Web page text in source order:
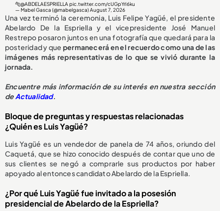
🐅@ABDELAESPRIELLA pic.twitter.com/cUGpYrI6ku
— Mabel Gasca (@mabelgasca)August 7, 2026
Una vez terminó la ceremonia, Luis Felipe Yagüé, el presidente
Abelardo De la Espriella y el vicepresidente José Manuel
Restrepo posaron juntos en una fotografía que quedará para la
posteridad y quepermanecerá en el recuerdo como una de las
imágenes más representativas de lo que se vivió durante la
jornada.
Encuentre más información de su interés en nuestra sección
deActualidad.
Bloque de preguntas y respuestas relacionadas
¿Quién es Luis Yagüé?
Luis Yagüé es un vendedor de panela de 74 años, oriundo del
Caquetá, que se hizo conocido después de contar que uno de
sus clientes se negó a comprarle sus productos por haber
apoyado al entonces candidato Abelardo de la Espriella.
¿Por qué Luis Yagüé fue invitado a la posesión
presidencial de Abelardo de la Espriella?